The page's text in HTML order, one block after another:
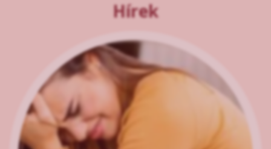
Hírek